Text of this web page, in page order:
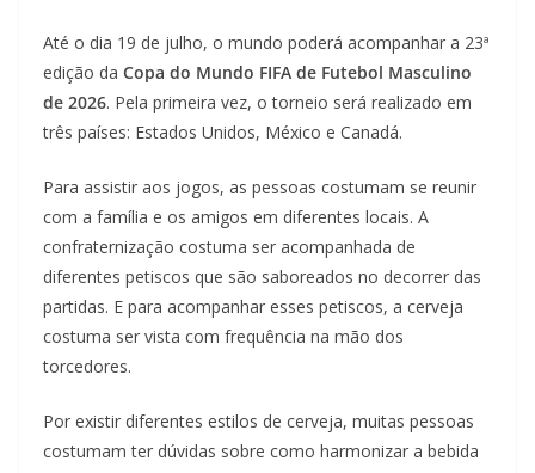
Até o dia 19 de julho, o mundo poderá acompanhar a 23ª
edição da Copa do Mundo FIFA de Futebol Masculino
de 2026. Pela primeira vez, o torneio será realizado em
três países: Estados Unidos, México e Canadá.
Para assistir aos jogos, as pessoas costumam se reunir
com a família e os amigos em diferentes locais. A
confraternização costuma ser acompanhada de
diferentes petiscos que são saboreados no decorrer das
partidas. E para acompanhar esses petiscos, a cerveja
costuma ser vista com frequência na mão dos
torcedores.
Por existir diferentes estilos de cerveja, muitas pessoas
costumam ter dúvidas sobre como harmonizar a bebida